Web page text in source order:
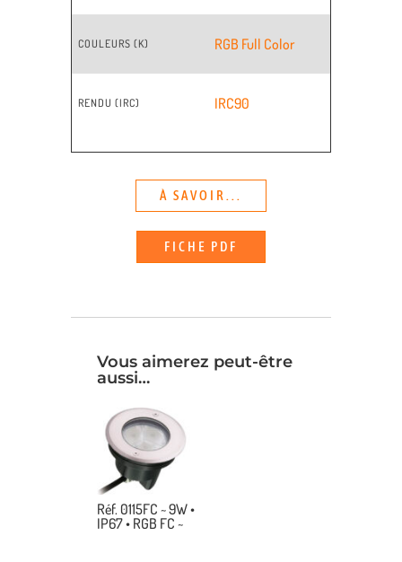
COULEURS (K) RGB Full Color
RENDU (IRC) IRC90
À SAVOIR...
FICHE PDF
Vous aimerez peut-être
aussi…
Réf. 0115FC ~ 9W •
IP67 • RGB FC ~